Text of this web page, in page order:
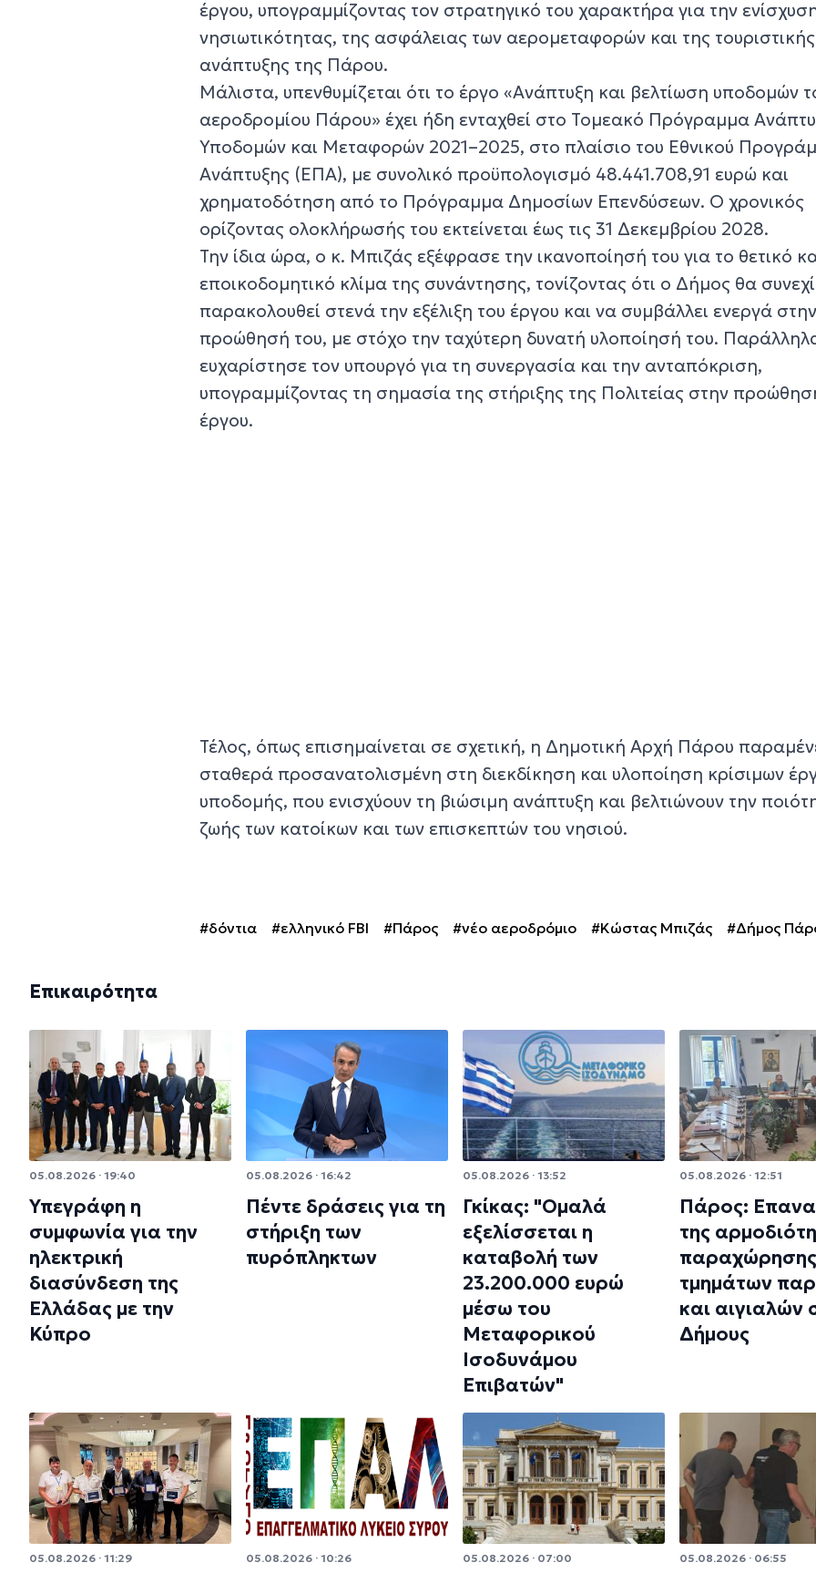
έργου, υπογραμμίζοντας τον στρατηγικό του χαρακτήρα για την
νησιωτικότητας, της ασφάλειας των αερομεταφορών και της τουριστικής
ανάπτυξης της Πάρου.
Μάλιστα, υπενθυμίζεται ότι το έργο «Ανάπτυξη και βελτίωση υποδομών
αεροδρομίου Πάρου» έχει ήδη ενταχθεί στο Τομεακό Πρόγραμμα
Υποδομών και Μεταφορών 2021–2025, στο πλαίσιο του Εθνικού
Ανάπτυξης (ΕΠΑ), με συνολικό προϋπολογισμό 48.441.708,91 ευρώ και
χρηματοδότηση από το Πρόγραμμα Δημοσίων Επενδύσεων. Ο χρονικός
ορίζοντας ολοκλήρωσής του εκτείνεται έως τις 31 Δεκεμβρίου 2028.
Την ίδια ώρα, ο κ. Μπιζάς εξέφρασε την ικανοποίησή του για το θετικό
εποικοδομητικό κλίμα της συνάντησης, τονίζοντας ότι ο Δήμος θα
παρακολουθεί στενά την εξέλιξη του έργου και να συμβάλλει ενεργά στην
προώθησή του, με στόχο την ταχύτερη δυνατή υλοποίησή του.
ευχαρίστησε τον υπουργό για τη συνεργασία και την ανταπόκριση,
υπογραμμίζοντας τη σημασία της στήριξης της Πολιτείας στην
έργου.
Τέλος, όπως επισημαίνεται σε σχετική, η Δημοτική Αρχή Πάρου
σταθερά προσανατολισμένη στη διεκδίκηση και υλοποίηση κρίσιμων
υποδομής, που ενισχύουν τη βιώσιμη ανάπτυξη και βελτιώνουν την
ζωής των κατοίκων και των επισκεπτών του νησιού.
#δόντια #ελληνικό FBI #Πάρος #νέο αεροδρόμιο #Κώστας Μπιζάς #Δήμος
Επικαιρότητα
05.08.2026 · 19:40
Υπεγράφη η
συμφωνία για την
ηλεκτρική
διασύνδεση της
Ελλάδας με την
Κύπρο
05.08.2026 · 16:42
Πέντε δράσεις για τη
στήριξη των
πυρόπληκτων
05.08.2026 · 13:52
Γκίκας: "Ομαλά
εξελίσσεται η
καταβολή των
23.200.000 ευρώ
μέσω του
Μεταφορικού
Ισοδυνάμου
Επιβατών"
05.08.2026 · 12:51
Πάρος:
της
παραχώρησης
τμημάτων
και αιγιαλών
Δήμους
05.08.2026 · 11:29 05.08.2026 · 10:26 05.08.2026 · 07:00 05.08.2026 · 06:55